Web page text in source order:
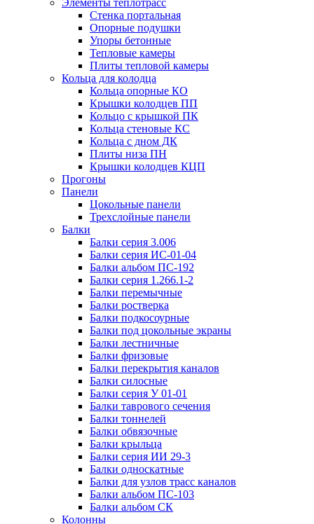
Элементы теплотрасс
Стенка портальная
Опорные подушки
Упоры бетонные
Тепловые камеры
Плиты тепловой камеры
Кольца для колодца
Кольца опорные КО
Крышки колодцев ПП
Кольцо с крышкой ПК
Кольца стеновые КС
Кольца с дном ДК
Плиты низа ПН
Крышки колодцев КЦП
Прогоны
Панели
Цокольные панели
Трехслойные панели
Балки
Балки серия 3.006
Балки серия ИС-01-04
Балки альбом ПС-192
Балки серия 1.266.1-2
Балки перемычные
Балки ростверка
Балки подкосоурные
Балки под цокольные экраны
Балки лестничные
Балки фризовые
Балки перекрытия каналов
Балки силосные
Балки серия У 01-01
Балки таврового сечения
Балки тоннелей
Балки обвязочные
Балки крыльца
Балки серия ИИ 29-3
Балки односкатные
Балки для узлов трасс каналов
Балки альбом ПС-103
Балки альбом СК
Колонны